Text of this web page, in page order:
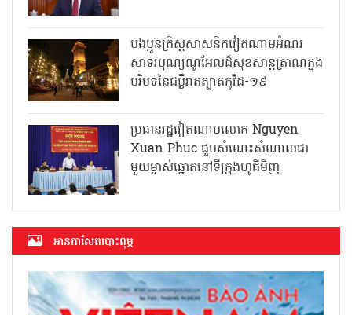
បងប្អូនគ្រិស្តសាសនិកវៀតណាមអំណរ
សាទរបុណ្យណូអែលដ៏សុខសាន្តត្រាណក្នុង
បរិបទនៃជម្ងឺរាតត្បាតកូវីដ-១៩
ប្រធានរដ្ឋវៀតណាមលោក Nguyen
Xuan Phuc ជួបសំណេះសំណាលជា
មួយម្ចាស់ឆ្នោតនៅទីក្រុងហូជីមិញ
អាន​កាសែត​បោះពុម្ភ